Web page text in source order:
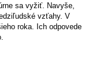
sa vyžiť . Navyše,
ľudské vzťahy. V
ieho roka. Ich odpovede